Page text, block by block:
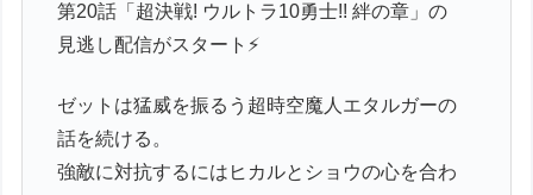
第20話「超決戦! ウルトラ10勇士!! 絆の章」の
見逃し配信がスタート⚡
ゼットは猛威を振るう超時空魔人エタルガーの
話を続ける。
強敵に対抗するにはヒカルとショウの心を合わ